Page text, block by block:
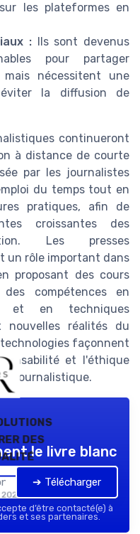
les plateformes en
:Ils sont devenus
pour partager
mais nécessitent une
la diffusion de
continueront
à distance de courte
par les journalistes
du temps tout en
pratiques, afin de
croissantes des
Les presses
un rôle important dans
proposant des cours
compétences en
et en techniques
nouvelles réalités du
façonnent
et l'éthique
journalistique.
des
le livre blanc
➔ Télécharger
d’être contacté(e) à
et ses partenaires.